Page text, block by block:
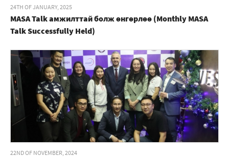
24TH OF JANUARY, 2025
MASA Talk амжилттай болж өнгөрлөө (Monthly MASA
Talk Successfully Held)
22ND OF NOVEMBER, 2024